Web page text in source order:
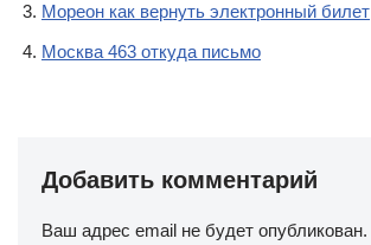
Мореон как вернуть электронный билет
Москва 463 откуда письмо
Добавить комментарий
Ваш адрес email не будет опубликован.